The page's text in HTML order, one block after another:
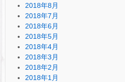
2018年8月
2018年7月
2018年6月
2018年5月
2018年4月
2018年3月
2018年2月
2018年1月